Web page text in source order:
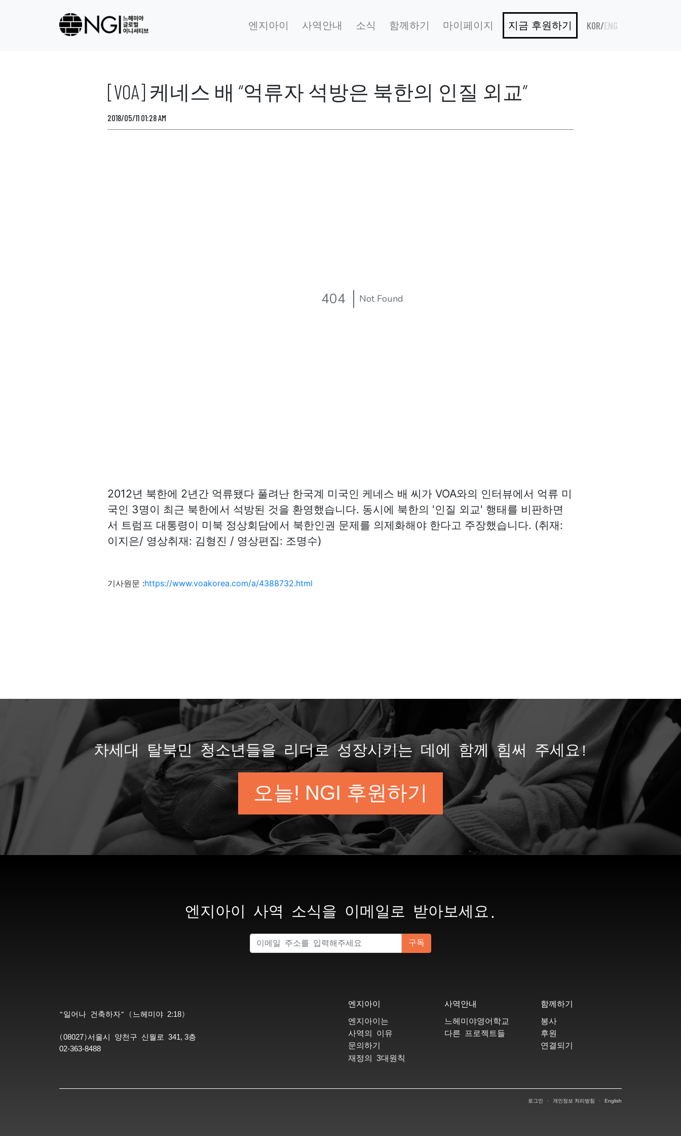
엔지아이 사역안내 소식 함께하기 마이페이지 지금 후원하기 KOR/ENG
[VOA] 케네스 배 “억류자 석방은 북한의 인질 외교”
2018/05/11 01:28 AM
2012년 북한에 2년간 억류됐다 풀려난 한국계 미국인 케네스 배 씨가 VOA와의 인터뷰에서 억류 미
국인 3명이 최근 북한에서 석방된 것을 환영했습니다. 동시에 북한의 '인질 외교' 행태를 비판하면
서 트럼프 대통령이 미북 정상회담에서 북한인권 문제를 의제화해야 한다고 주장했습니다. (취재:
이지은/ 영상취재: 김형진 / 영상편집: 조명수)
기사원문 :https://www.voakorea.com/a/4388732.html
차세대 탈북민 청소년들을 리더로 성장시키는 데에 함께 힘써 주세요!
오늘! NGI 후원하기
엔지아이 사역 소식을 이메일로 받아보세요.
구독
"일어나 건축하자" (느헤미야 2:18 )
( 08027 )서울시 양천구 신월로 341, 3층
02-363-8488
엔지아이
엔지아이는
사역의 이유
문의하기
재정의 3대원칙
사역안내
느헤미야영어학교
다른 프로젝트들
함께하기
봉사
후원
연결되기
로그인 · 개인정보 처리방침 · English